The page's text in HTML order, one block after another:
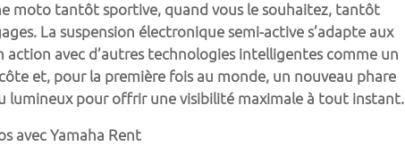
moto tantôt sportive, quand vous le souhaitez, tantôt
La suspension électronique semi-active s’adapte aux
avec d’autres technologies intelligentes comme un
et, pour la première fois au monde, un nouveau phare
lumineux pour offrir une visibilité maximale à tout instant.
avec Yamaha Rent